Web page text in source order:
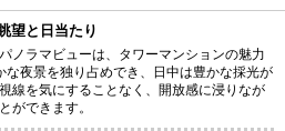
望と日当たり
ノラマビューは、タワーマンションの魅力
夜景を独り占めでき、日中は豊かな採光が
線を気にすることなく、開放感に浸りなが
ができます。